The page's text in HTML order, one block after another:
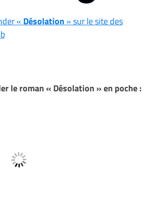
« Désolation » sur le site des
le roman « Désolation » en poche :